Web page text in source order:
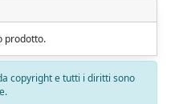
prodotto.
copyright e tutti i diritti sono